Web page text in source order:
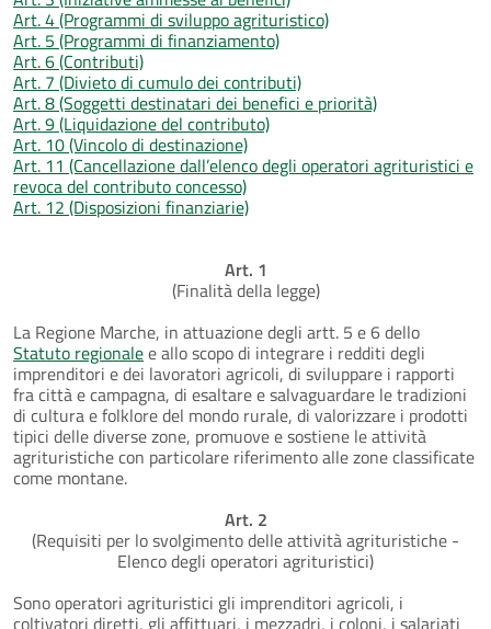
Art. 4 (Programmi di sviluppo agrituristico)
Art. 5 (Programmi di finanziamento)
Art. 6 (Contributi)
Art. 7 (Divieto di cumulo dei contributi)
Art. 8 (Soggetti destinatari dei benefici e priorità)
Art. 9 (Liquidazione del contributo)
Art. 10 (Vincolo di destinazione)
Art. 11 (Cancellazione dall’elenco degli operatori agrituristici e
revoca del contributo concesso)
Art. 12 (Disposizioni finanziarie)
Art. 1
(Finalità della legge)
La Regione Marche, in attuazione degli artt. 5 e 6 dello
Statuto regionalee allo scopo di integrare i redditi degli
imprenditori e dei lavoratori agricoli, di sviluppare i rapporti
fra città e campagna, di esaltare e salvaguardare le tradizioni
di cultura e folklore del mondo rurale, di valorizzare i prodotti
tipici delle diverse zone, promuove e sostiene le attività
agrituristiche con particolare riferimento alle zone classificate
come montane.
Art. 2
(Requisiti per lo svolgimento delle attività agrituristiche -
Elenco degli operatori agrituristici)
Sono operatori agrituristici gli imprenditori agricoli, i
coltivatori diretti, gli affittuari, i mezzadri, i coloni, i salariati